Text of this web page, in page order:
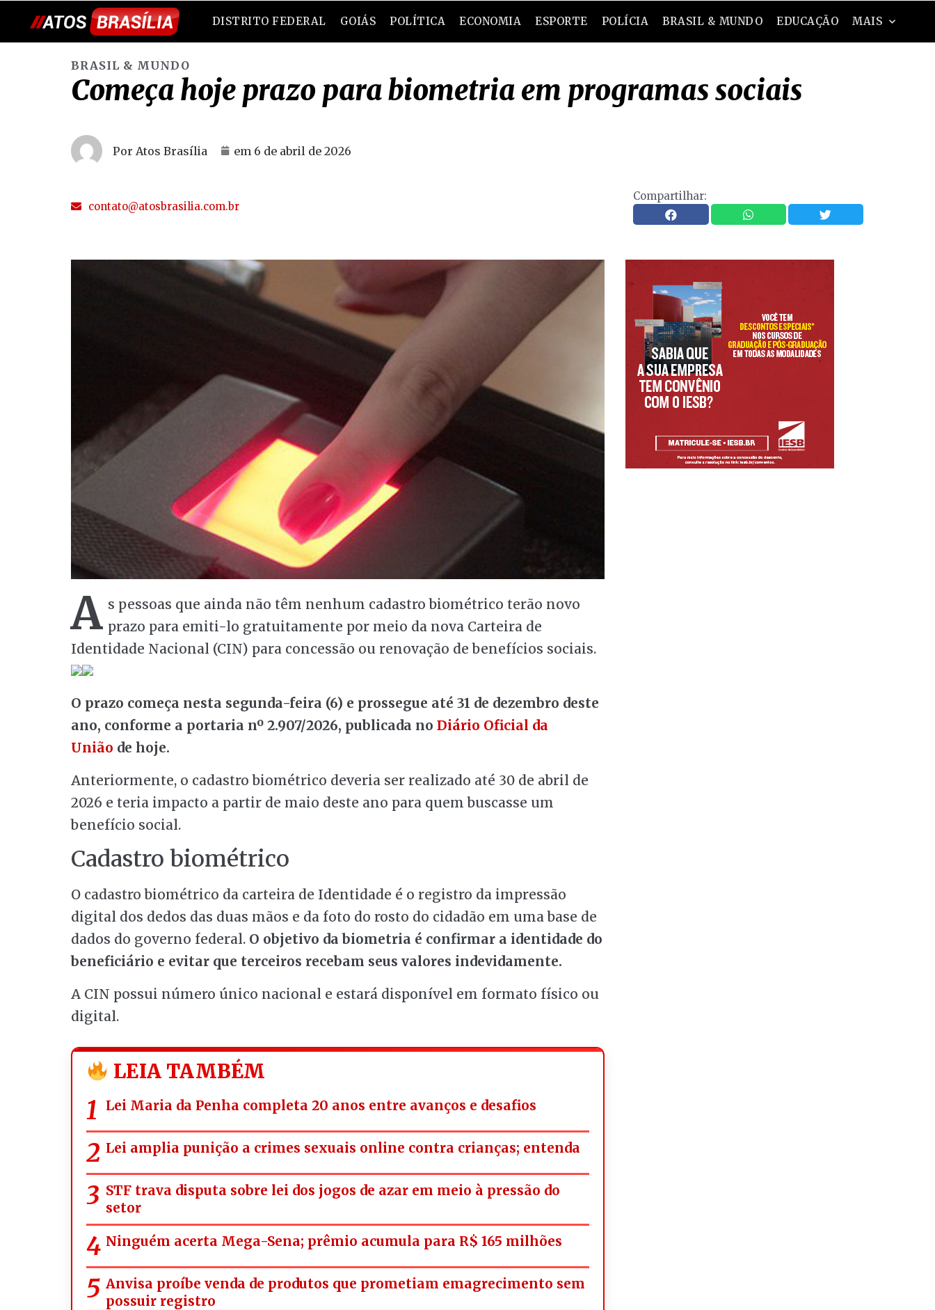
DISTRITO FEDERAL GOIÁS POLÍTICA ECONOMIA ESPORTE POLÍCIA BRASIL & MUNDO EDUCAÇÃO MAIS
BRASIL & MUNDO
Começa hoje prazo para biometria em programas sociais
Por Atos Brasília em 6 de abril de 2026
contato@atosbrasilia.com.br
Compartilhar:
A s pessoas que ainda não têm nenhum cadastro biométrico terão novo
prazo para emiti-lo gratuitamente por meio da nova Carteira de
Identidade Nacional (CIN) para concessão ou renovação de benefícios sociais.
O prazo começa nesta segunda-feira (6) e prossegue até 31 de dezembro deste
ano, conforme a portaria nº 2.907/2026, publicada no Diário Oficial da
União de hoje.
Anteriormente, o cadastro biométrico deveria ser realizado até 30 de abril de
2026 e teria impacto a partir de maio deste ano para quem buscasse um
benefício social.
Cadastro biométrico
O cadastro biométrico da carteira de Identidade é o registro da impressão
digital dos dedos das duas mãos e da foto do rosto do cidadão em uma base de
dados do governo federal. O objetivo da biometria é confirmar a identidade do
beneficiário e evitar que terceiros recebam seus valores indevidamente.
A CIN possui número único nacional e estará disponível em formato físico ou
digital.
LEIA TAMBÉM
Lei Maria da Penha completa 20 anos entre avanços e desafios
Lei amplia punição a crimes sexuais online contra crianças; entenda
STF trava disputa sobre lei dos jogos de azar em meio à pressão do
setor
Ninguém acerta Mega-Sena; prêmio acumula para R$ 165 milhões
Anvisa proíbe venda de produtos que prometiam emagrecimento sem
possuir registro